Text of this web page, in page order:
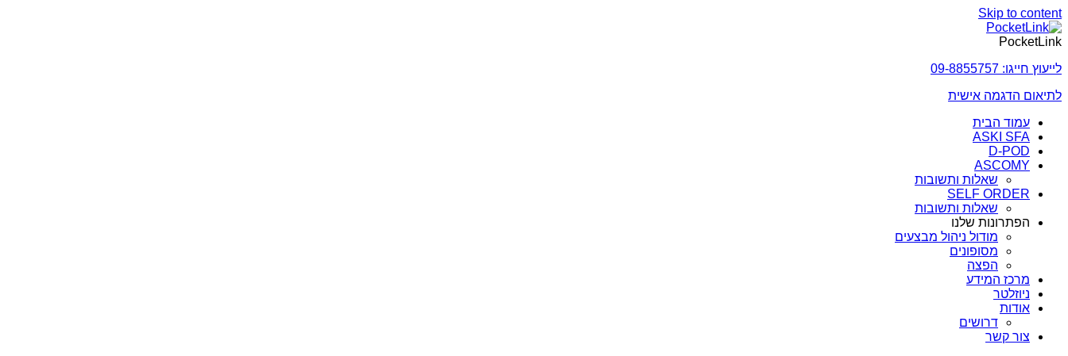
Skip to content
PocketLink
לייעוץ חייגו: 09-8855757
לתיאום הדגמה אישית
עמוד הבית
ASKI SFA
D-POD
ASCOMY
שאלות ותשובות
SELF ORDER
שאלות ותשובות
הפתרונות שלנו
מודול ניהול מבצעים
מסופונים
הפצה
מרכז המידע
ניוזלטר
אודות
דרושים
צור קשר